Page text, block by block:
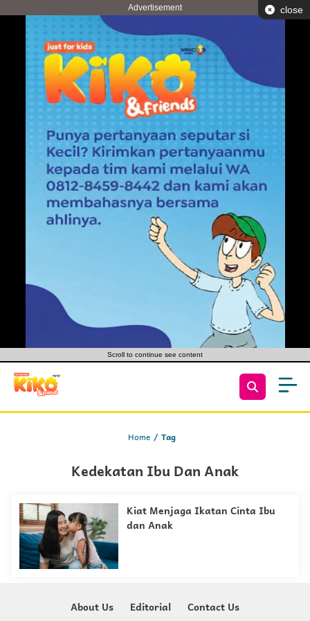
Advertisement close
Scroll to continue see content
Home Tag
Kedekatan Ibu Dan Anak
Kiat Menjaga Ikatan Cinta Ibu
dan Anak
About Us Editorial Contact Us